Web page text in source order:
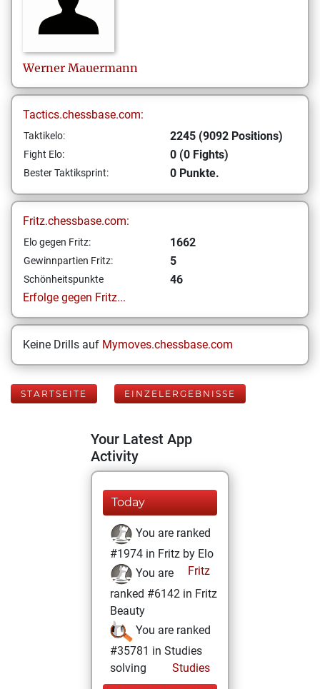
Werner Mauermann
Tactics.chessbase.com:
Taktikelo: 2245 (9092 Positions)
Fight Elo: 0 (0 Fights)
Bester Taktiksprint: 0 Punkte.
Fritz.chessbase.com:
Elo gegen Fritz: 1662
Gewinnpartien Fritz: 5
Schönheitspunkte
46
Erfolge gegen Fritz...
Keine Drills auf Mymoves.chessbase.com
STARTSEITE EINZELERGEBNISSE
Your Latest App
Activity
Today
You are ranked
#1974 in Fritz by Elo
Fritz
You are
ranked #6142 in Fritz
Beauty
You are ranked
#35781 in Studies
solving
Studies